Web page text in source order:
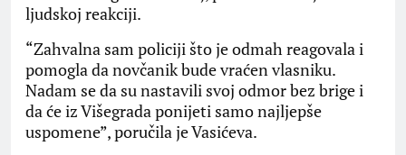
ljudskoj reakciji.
“Zahvalna sam policiji što je odmah reagovala i
pomogla da novčanik bude vraćen vlasniku.
Nadam se da su nastavili svoj odmor bez brige i
da će iz Višegrada ponijeti samo najljepše
uspomene”, poručila je Vasićeva.